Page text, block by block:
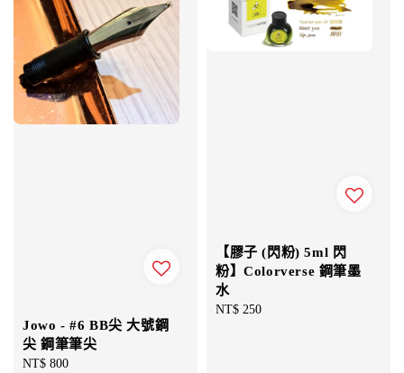
Jowo - #6 BB尖 大號鋼
尖 鋼筆筆尖
Regular
NT$ 800
【膠子 (閃粉) 5ml 閃
粉】Colorverse 鋼筆墨
水
Regular
NT$ 250